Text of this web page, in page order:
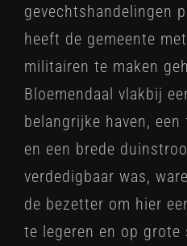
gevechtshandelingen
heeft de gemeente
militairen te maken
Bloemendaal vlakbij
belangrijke haven,
en een brede
verdedigbaar was,
de bezetter om hier
te legeren en op grote